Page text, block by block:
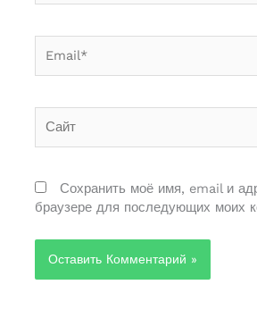
Сохранить моё имя, email и
браузере для последующих моих